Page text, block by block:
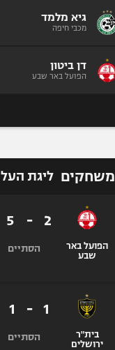
גיא מלמד
מכבי חיפה
דן ביטון
הפועל באר שבע
משחקים ליגת העל
הפועל באר
שבע
2
-
5
הסתיים
בית"ר
ירושלים
1
-
1
הסתיים